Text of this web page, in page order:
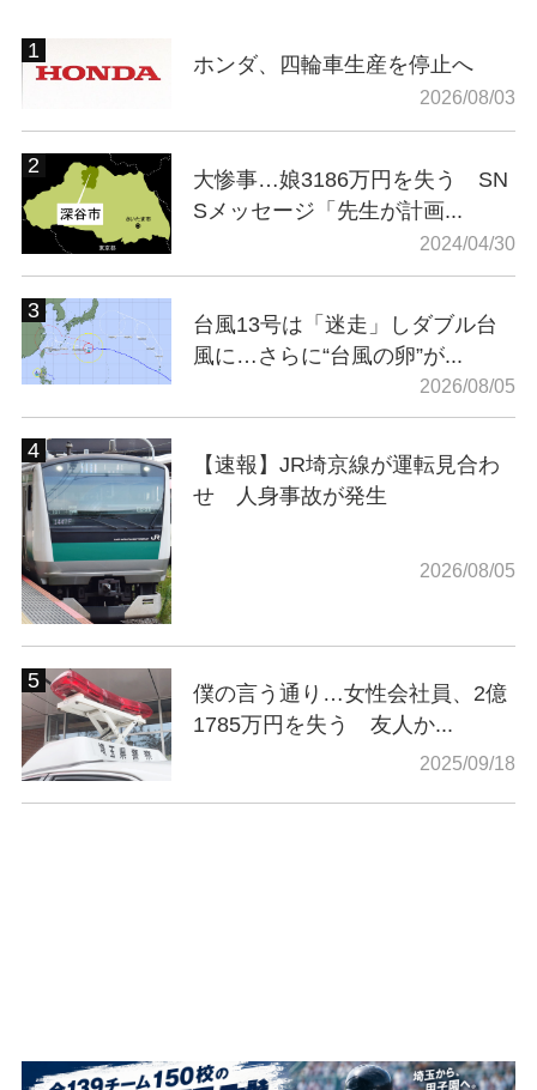
ホンダ、四輪車生産を停止へ
2026/08/03
大惨事…娘3186万円を失う SN
Sメッセージ「先生が計画...
2024/04/30
台風13号は「迷走」しダブル台
風に…さらに“台風の卵”が...
2026/08/05
【速報】JR埼京線が運転見合わ
せ 人身事故が発生
2026/08/05
僕の言う通り…女性会社員、2億
1785万円を失う 友人か...
2025/09/18